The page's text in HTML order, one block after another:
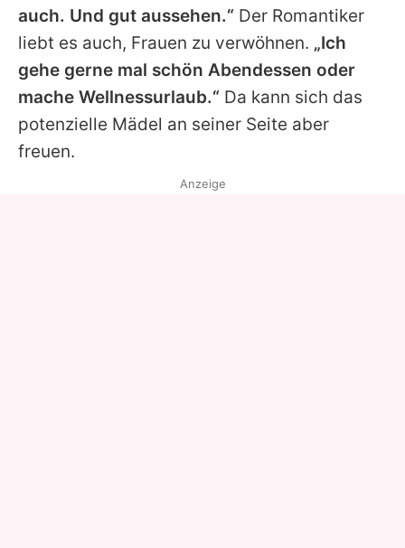
auch. Und gut aussehen.“ Der Romantiker
liebt es auch, Frauen zu verwöhnen. „Ich
gehe gerne mal schön Abendessen oder
mache Wellnessurlaub.“ Da kann sich das
potenzielle Mädel an seiner Seite aber
freuen.
Anzeige